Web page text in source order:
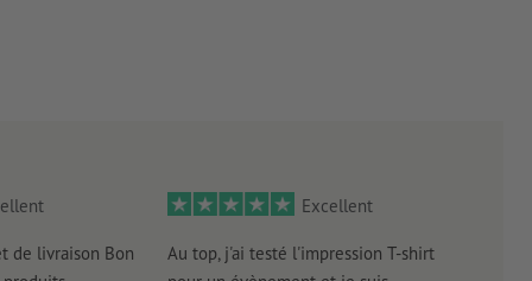
de poussière, de graisse ou d’autres contaminants. Ceux-
de livraison Bon
Excellent
Au top, j'ai testé l'impression T-shirt